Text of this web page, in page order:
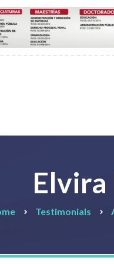
Elvira
Testimonials